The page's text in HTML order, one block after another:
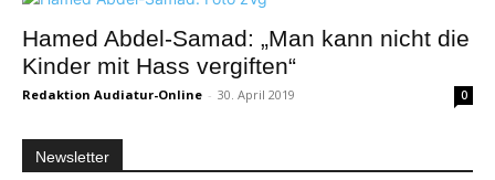
Hamed Abdel-Samad: „Man kann nicht die
Kinder mit Hass vergiften“
Redaktion Audiatur-Online - 30. April 2019 0
Newsletter